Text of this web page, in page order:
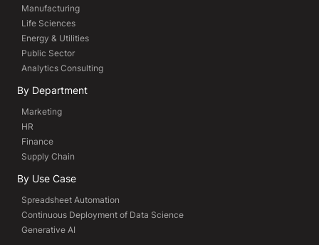
Manufacturing
Life Sciences
Energy & Utilities
Public Sector
Analytics Consulting
By Department
Marketing
HR
Finance
Supply Chain
By Use Case
Spreadsheet Automation
Continuous Deployment of Data Science
Generative AI